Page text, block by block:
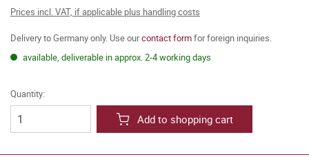
Prices incl. VAT, if applicable plus handling costs
Delivery to Germany only. Use ourcontact formfor foreign inquiries.
available, deliverable in approx. 2-4 working days
Quantity:
Add to shopping cart